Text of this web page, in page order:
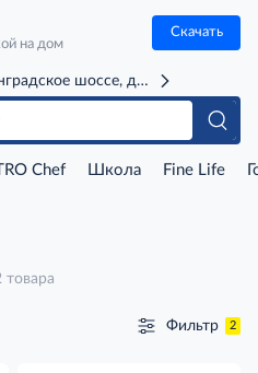
на дом
Скачать
шоссе, д. 71Г (м. Речной
Chef Школа Fine Life
товара
Фильтр 2